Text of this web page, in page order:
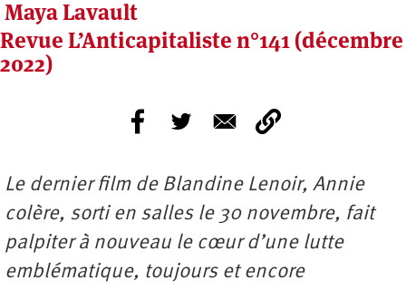
Maya Lavault
Revue L’Anticapitaliste n°141 (décembre
2022)
Le dernier film de Blandine Lenoir, Annie
colère, sorti en salles le 30 novembre, fait
palpiter à nouveau le cœur d’une lutte
emblématique, toujours et encore